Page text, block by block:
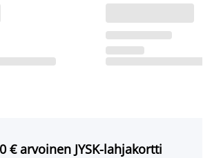
€ arvoinen JYSK-lahjakortti